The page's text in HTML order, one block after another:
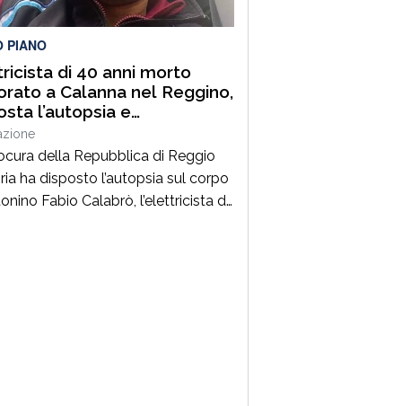
Un’azione massiccia e
che ha visto […]
PIANO
di 40 anni morto
a Calanna nel Reggino,
l’autopsia e
il furgone della
della Repubblica di Reggio
ha disposto l’autopsia sul corpo
Fabio Calabrò, l’elettricista di